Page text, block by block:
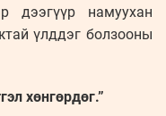
дээгүүр намуухан
үлддэг болзооны
хөнгөрдөг.”